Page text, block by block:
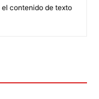
contenido de texto